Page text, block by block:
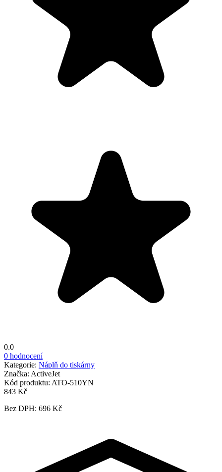
0.0
0 hodnocení
Kategorie: Náplň do tiskárny
Značka: ActiveJet
Kód produktu: ATO-510YN
843 Kč
Bez DPH: 696 Kč